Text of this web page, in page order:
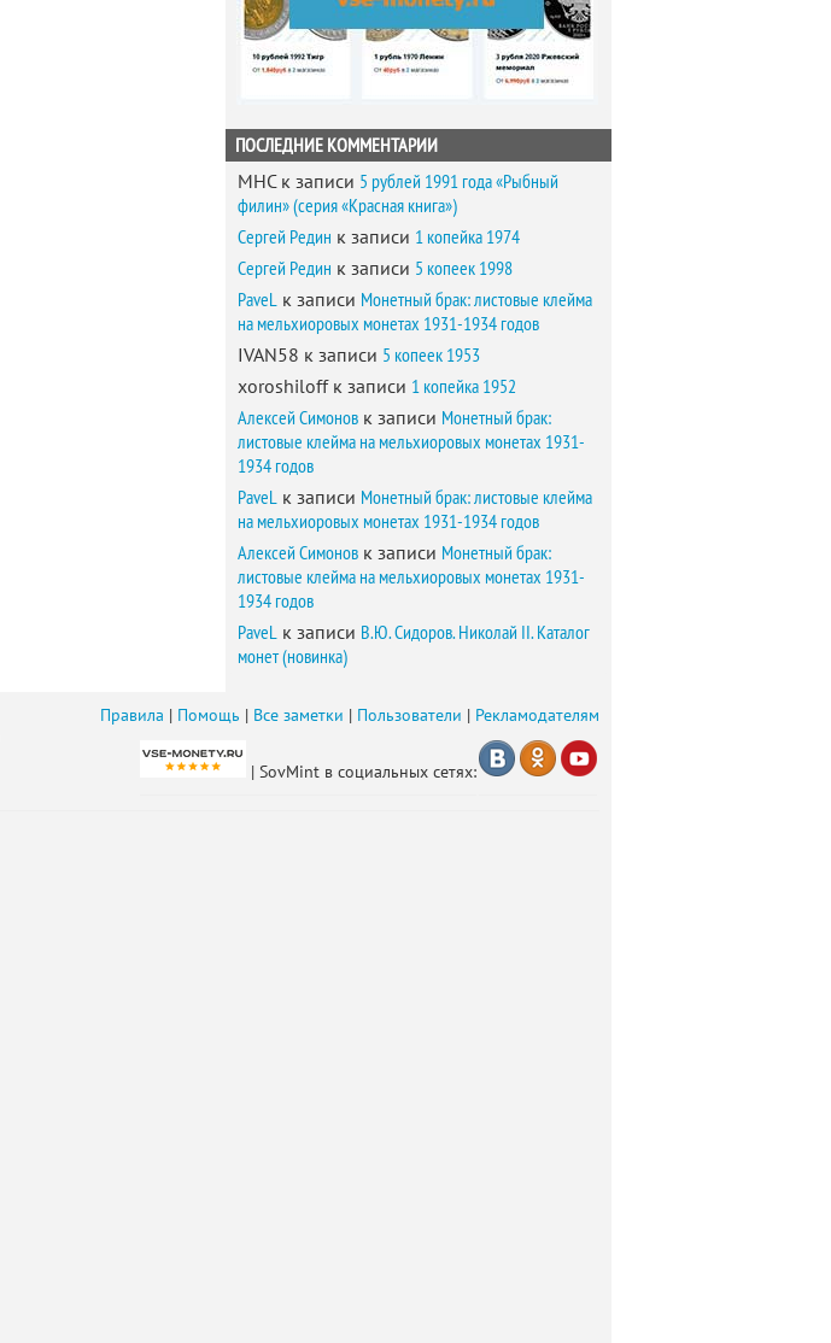
ПОСЛЕДНИЕ КОММЕНТАРИИ
MHCк записи 5 рублей 1991 года «Рыбный
филин» (серия «Красная книга»)
Сергей Редин к записи 1 копейка 1974
Сергей Редин к записи 5 копеек 1998
PaveL к записи Монетный брак: листовые клейма
на мельхиоровых монетах 1931-1934 годов
IVAN58 к записи 5 копеек 1953
xoroshiloffк записи 1 копейка 1952
Алексей Симонов к записи Монетный брак:
листовые клейма на мельхиоровых монетах 1931-
1934 годов
PaveL к записи Монетный брак: листовые клейма
на мельхиоровых монетах 1931-1934 годов
Алексей Симонов к записи Монетный брак:
листовые клейма на мельхиоровых монетах 1931-
1934 годов
PaveL к записи В.Ю. Сидоров. Николай II. Каталог
монет (новинка)
Правила | Помощь | Все заметки | Пользователи | Рекламодателям
| SovMint в социальных сетях: